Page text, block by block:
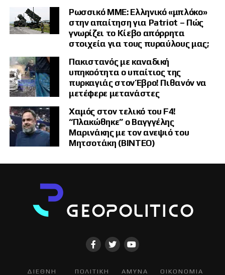
Ρωσσικό ΜΜΕ: Ελληνικό «μπλόκο»
στην απαίτηση για Patriot – Πώς
γνωρίζει το Κίεβο απόρρητα
στοιχεία για τους πυραύλους μας;
Πακιστανός με καναδική
υπηκοότητα ο υπαίτιος της
πυρκαγιάς στον Έβρο! Πιθανόν να
μετέφερε μετανάστες
Χαμός στον τελικό του F4!
“Πλακώθηκε” ο Βαγγγέλης
Μαρινάκης με τον ανεψιό του
Μητσοτάκη (ΒΙΝΤΕΟ)
ΔΙΕΘΝΗ ΠΟΛΙΤΙΚΗ ΑΜΥΝΑ ΟΙΚΟΝΟΜΙΑ